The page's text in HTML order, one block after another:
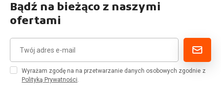
Bądź na bieżąco z naszymi
ofertami
Wyrażam zgodę na na przetwarzanie danych osobowych zgodnie z
Polityką Prywatności.